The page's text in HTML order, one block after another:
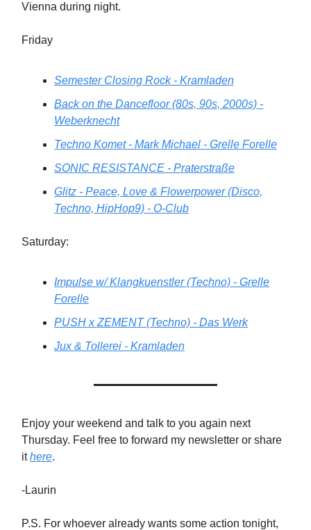
Vienna during night.
Friday
Semester Closing Rock - Kramladen
Back on the Dancefloor (80s, 90s, 2000s) -
Weberknecht
Techno Komet - Mark Michael - Grelle Forelle
SONIC RESISTANCE - Praterstraße
Glitz - Peace, Love & Flowerpower (Disco,
Techno, HipHop9) - O-Club
Saturday:
Impulse w/ Klangkuenstler (Techno) - Grelle
Forelle
PUSH x ZEMENT (Techno) - Das Werk
Jux & Tollerei - Kramladen
Enjoy your weekend and talk to you again next
Thursday. Feel free to forward my newsletter or share
ithere.
-Laurin
P.S. For whoever already wants some action tonight,